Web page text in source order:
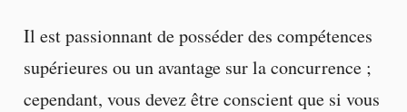
Il est passionnant de posséder des compétences
supérieures ou un avantage sur la concurrence ;
cependant, vous devez être conscient que si vous